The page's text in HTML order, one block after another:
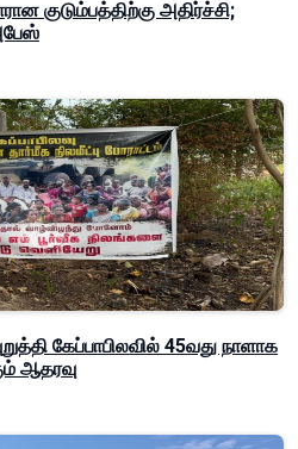
குடும்பத்திற்கு அதிர்ச்சி;
கேப்பாபிலவில் 45வது நாளாக
ஆதரவு